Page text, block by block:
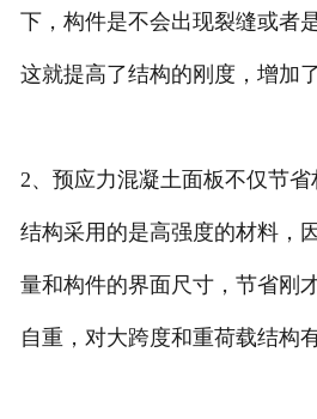
下，构件是不会出现裂缝或者
这就提高了结构的刚度，增加
2、预应力混凝土面板不仅节省
结构采用的是高强度的材料，
量和构件的界面尺寸，节省刚
自重，对大跨度和重荷载结构